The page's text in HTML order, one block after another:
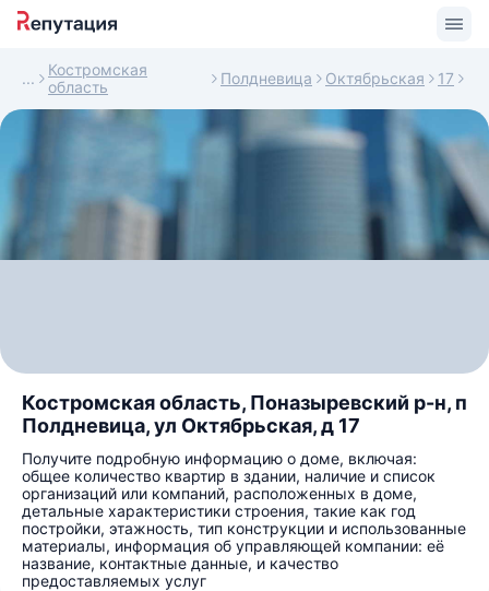
Костромская
область
Полдневица Октябрьская 17
Костромская область, Поназыревский р-н, п
Полдневица, ул Октябрьская, д 17
Получите подробную информацию о доме, включая:
общее количество квартир в здании, наличие и список
организаций или компаний, расположенных в доме,
детальные характеристики строения, такие как год
постройки, этажность, тип конструкции и использованные
материалы, информация об управляющей компании: её
название, контактные данные, и качество
предоставляемых услуг